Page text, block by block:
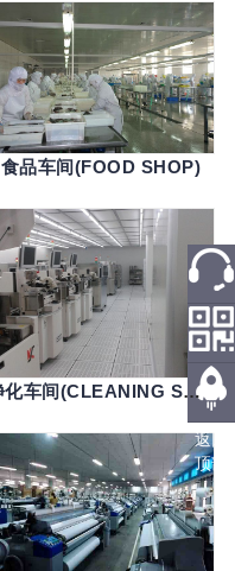
食品车间(FOOD SHOP)
净化车间(CLEANING SHOP)
热线
微信
返回
顶部